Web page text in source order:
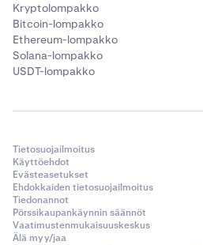
Kryptolompakko
Bitcoin-lompakko
Ethereum-lompakko
Solana-lompakko
USDT-lompakko
Tietosuojailmoitus
Käyttöehdot
Evästeasetukset
Ehdokkaiden tietosuojailmoitus
Tiedonannot
Pörssikaupankäynnin säännöt
Vaatimustenmukaisuuskeskus
Älä myy/jaa